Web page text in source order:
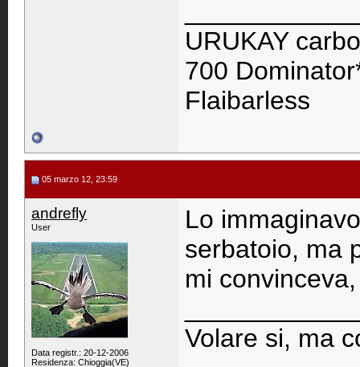
URUKAY
700
Flaibarless
05 marzo 12, 23:59
andrefly
User
Data registr.: 20-12-2006
Residenza: Chioggia(VE)
Lo
serbatoio, ma
mi
Volare si, ma